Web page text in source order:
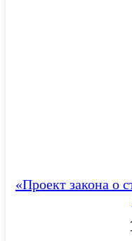
«Проект закона о